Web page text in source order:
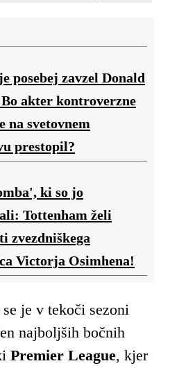
posebej zavzel Donald
akter kontroverzne
na svetovnem
prestopil?
ki so jo
Tottenham želi
zvezdniškega
Victorja Osimhena!
se je v tekoči sezoni
najboljših bočnih
Premier League, kjer